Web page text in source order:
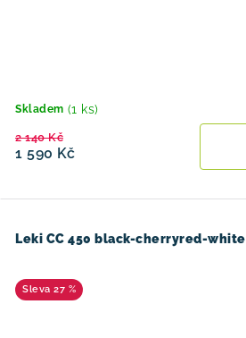
Skladem (1 ks)
1 590 Kč
2 140 Kč
Leki CC 450 black-cherryred-white
27 %